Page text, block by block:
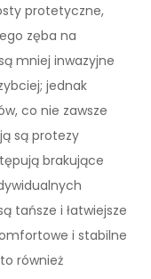
protetyczne,
zęba na
mniej inwazyjne
jednak
co nie zawsze
są protezy
brakujące
tańsze i łatwiejsze
i stabilne
również